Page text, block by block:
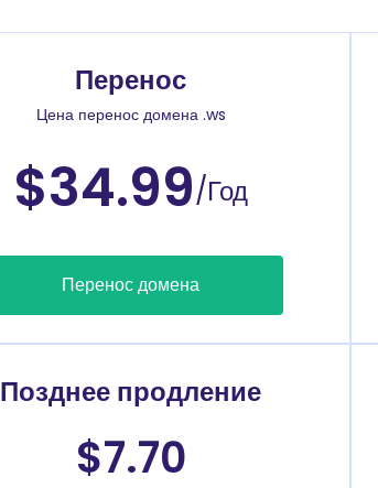
Перенос
Цена перенос домена .ws
$34.99/Год
Перенос домена
Позднее продление
$7.70